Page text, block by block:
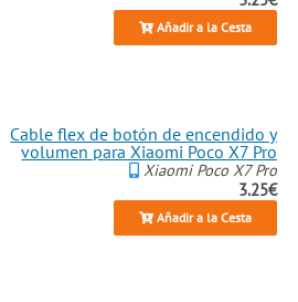
Añadir a la Cesta
Cable flex de botón de encendido y
volumen para Xiaomi Poco X7 Pro
Xiaomi Poco X7 Pro
3.25€
Añadir a la Cesta